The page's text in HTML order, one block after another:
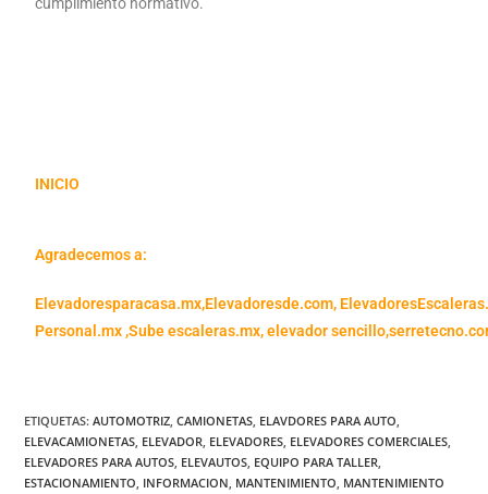
cumplimiento normativo.
INICIO
Agradecemos a:
Elevadoresparacasa.mx,Elevadoresde.com,
Personal.mx ,Sube escaleras.mx,elevador sencillo,
ETIQUETAS:AUTOMOTRIZ, CAMIONETAS, ELAVDORES PARA AUTO,
ELEVACAMIONETAS, ELEVADOR, ELEVADORES, ELEVADORES COMERCIALES,
ELEVADORES PARA AUTOS, ELEVAUTOS, EQUIPO PARA TALLER,
ESTACIONAMIENTO, INFORMACION, MANTENIMIENTO, MANTENIMIENTO